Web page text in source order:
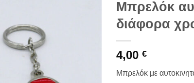
Μπρελόκ
διάφορα
4,00 €
Μπρελόκ με